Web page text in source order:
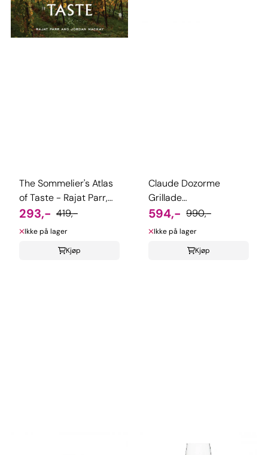
The Sommelier's Atlas
of Taste - Rajat Parr,
Jordan Mackay
293,- 419,-
Ikke på lager
Kjøp
Claude Dozorme
Grillade
champagnesabel
594,- 990,-
Ikke på lager
Kjøp